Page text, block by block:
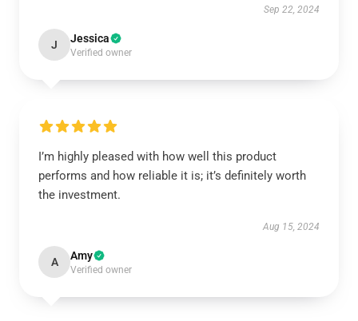
Sep 22, 2024
J Jessica
Verified owner
I’m highly pleased with how well this product
performs and how reliable it is; it’s definitely worth
the investment.
Aug 15, 2024
A Amy
Verified owner